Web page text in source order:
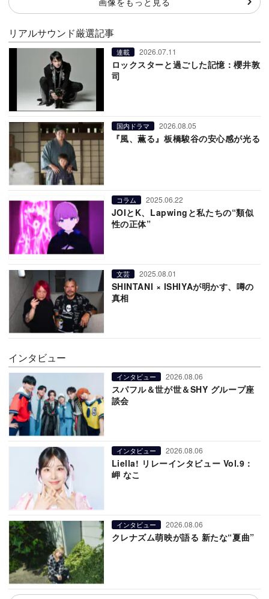
リアルサウンド厳選記事
連載 2026.07.11
ロックスターと過ごした記憶：櫻井敦
司
国内ドラマ 2026.08.05
『風、薫る』板橋駿谷の安心感が光る
コラム 2025.06.22
JOIとK、Lapwingと私たちの“類似
性の正体”
文芸 2025.08.01
SHINTANI × ISHIYAが明かす、噂の
真相
インタビュー
インタビュー 2026.08.06
スパフル＆世が世＆SHY グループ座
談会
インタビュー 2026.08.06
Liella! リレーインタビュー Vol.9：
岬 なこ
インタビュー 2026.08.06
クレナズム萌映が語る 新たな“夏曲”